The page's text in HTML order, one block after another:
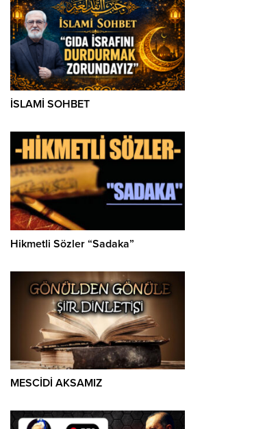
İSLAMİ SOHBET
Hikmetli Sözler “Sadaka”
MESCİDİ AKSAMIZ